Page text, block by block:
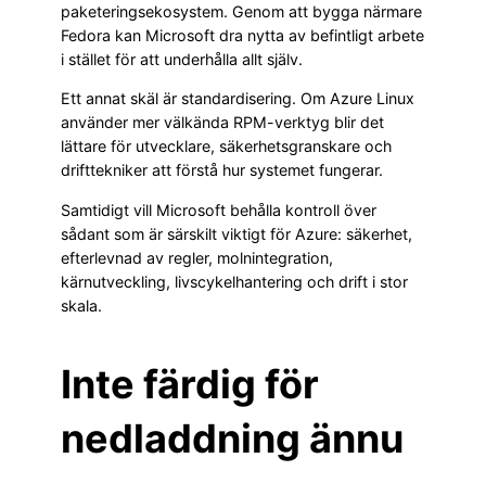
paketeringsekosystem. Genom att bygga närmare
Fedora kan Microsoft dra nytta av befintligt arbete
i stället för att underhålla allt själv.
Ett annat skäl är standardisering. Om Azure Linux
använder mer välkända RPM-verktyg blir det
lättare för utvecklare, säkerhetsgranskare och
drifttekniker att förstå hur systemet fungerar.
Samtidigt vill Microsoft behålla kontroll över
sådant som är särskilt viktigt för Azure: säkerhet,
efterlevnad av regler, molnintegration,
kärnutveckling, livscykelhantering och drift i stor
skala.
Inte färdig för
nedladdning ännu